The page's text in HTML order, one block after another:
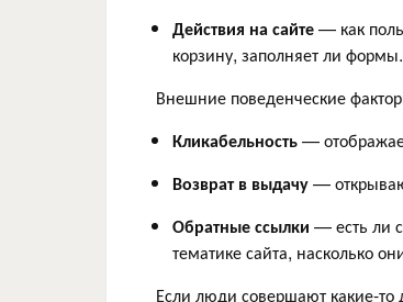
Действия на сайте— как
корзину, заполняет ли формы.
Внешние поведенческие
Кликабельность—
Возврат в выдачу—
Обратные ссылки — есть ли
тематике сайта, насколько
Если люди совершают какие-то